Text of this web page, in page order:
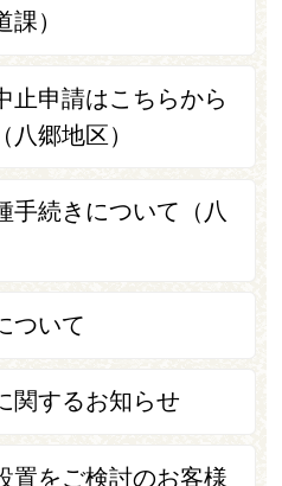
）
止申請はこちらから
八郷地区）
手続きについて（八
ついて
関するお知らせ
置をご検討のお客様